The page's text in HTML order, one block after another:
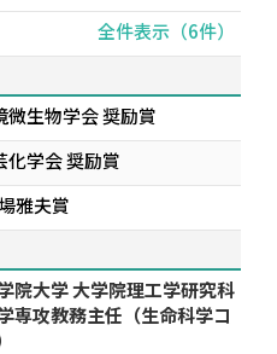
全件表示（6件）
微生物学会 奨励賞
化学会 奨励賞
雅夫賞
院大学 大学院理工学研究科
専攻教務主任（生命科学コ